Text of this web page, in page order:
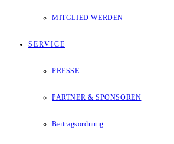
MITGLIED WERDEN
SERVICE
PRESSE
PARTNER & SPONSOREN
Beitragsordnung